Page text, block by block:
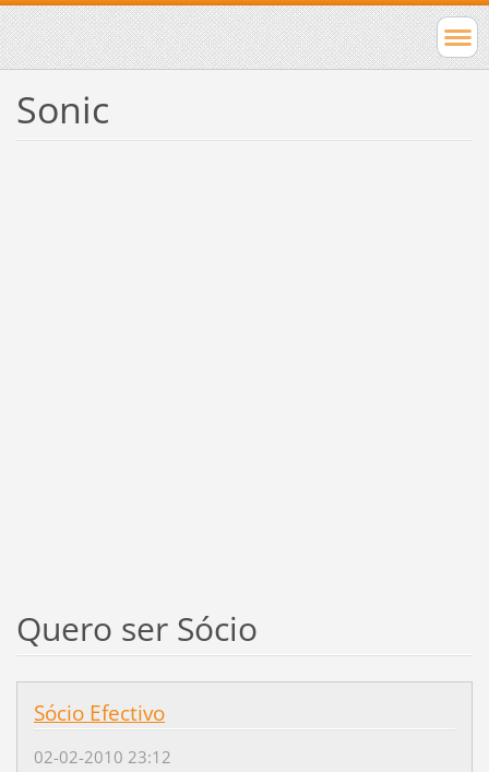
Sonic
Quero ser Sócio
Sócio Efectivo
02-02-2010 23:12